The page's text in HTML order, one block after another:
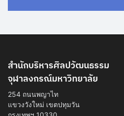
สำนักบริหารศิลปวัฒนธรรม
จุฬาลงกรณ์มหาวิทยาลัย
254 ถนนพญาไท
แขวงวังใหม่ เขตปทุมวัน